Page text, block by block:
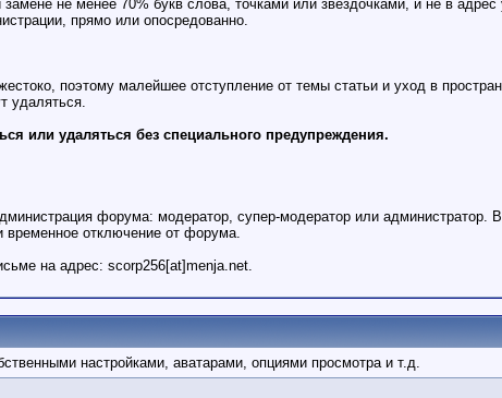
не менее 70% букв слова, точками или звездочками, и не в адрес
прямо или опосредованно.
поэтому малейшее отступление от темы статьи и уход в
удаляться.
или удаляться без специального предупреждения.
форума: модератор, супер-модератор или администратор.
временное отключение от форума.
на адрес: scorp256[at]menja.net.
настройками, аватарами, опциями просмотра и т.д.